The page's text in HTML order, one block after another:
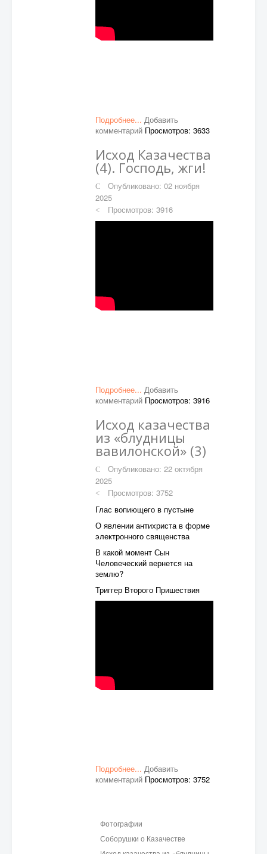
Подробнее... Добавить
комментарий Просмотров: 3633
Исход Казачества
(4). Господь, жги!
Опубликовано: 02 ноября
2025
Просмотров: 3916
Подробнее... Добавить
комментарий Просмотров: 3916
Исход казачества
из «блудницы
вавилонской» (3)
Опубликовано: 22 октября
2025
Просмотров: 3752
Глас вопиющего в пустыне
О явлении антихриста в форме
электронного священства
В какой момент Сын
Человеческий вернется на
землю?
Триггер Второго Пришествия
Подробнее... Добавить
комментарий Просмотров: 3752
Фотографии
Соборушки о Казачестве